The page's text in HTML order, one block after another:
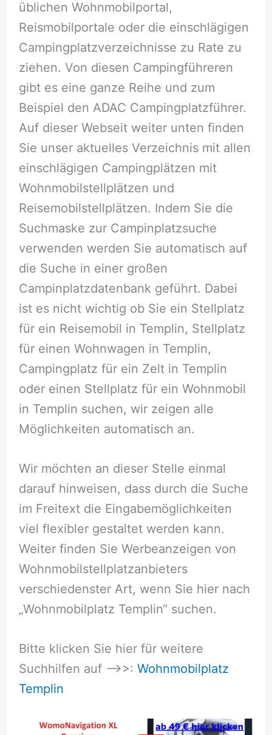
üblichen Wohnmobilportal,
Reismobilportale oder die einschlägigen
Campingplatzverzeichnisse zu Rate zu
ziehen. Von diesen Campingführeren
gibt es eine ganze Reihe und zum
Beispiel den ADAC Campingplatzführer.
Auf dieser Webseit weiter unten finden
Sie unser aktuelles Verzeichnis mit allen
einschlägigen Campingplätzen mit
Wohnmobilstellplätzen und
Reisemobilstellplätzen. Indem Sie die
Suchmaske zur Campinplatzsuche
verwenden werden Sie automatisch auf
die Suche in einer großen
Campinplatzdatenbank geführt. Dabei
ist es nicht wichtig ob Sie ein Stellplatz
für ein Reisemobil in Templin, Stellplatz
für einen Wohnwagen in Templin,
Campingplatz für ein Zelt in Templin
oder einen Stellplatz für ein Wohnmobil
in Templin suchen, wir zeigen alle
Möglichkeiten automatisch an.
Wir möchten an dieser Stelle einmal
darauf hinweisen, dass durch die Suche
im Freitext die Eingabemöglichkeiten
viel flexibler gestaltet werden kann.
Weiter finden Sie Werbeanzeigen von
Wohnmobilstellplatzanbieters
verschiedenster Art, wenn Sie hier nach
„Wohnmobilplatz Templin“ suchen.
Bitte klicken Sie hier für weitere
Suchhilfen auf –>>: Wohnmobilplatz
Templin